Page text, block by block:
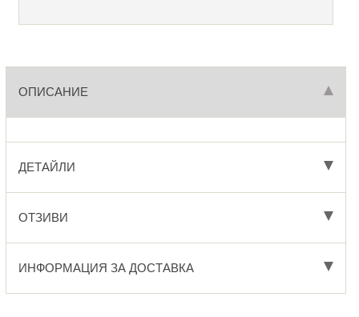
ОПИСАНИЕ
ДЕТАЙЛИ
ОТЗИВИ
ИНФОРМАЦИЯ ЗА ДОСТАВКА